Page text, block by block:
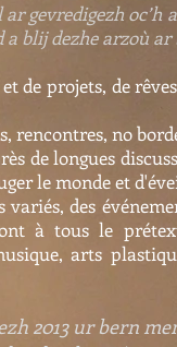
gevredigezh oc’h
blij dezhe arzoù
de projets, de
rencontres, no
de longues
le monde et
des
à tous le
arts
2013 ur bern